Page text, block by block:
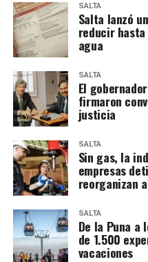
SALTA
Salta lanzó
reducir
agua
SALTA
El
firmaron
justicia
SALTA
Sin gas, la
empresas
reorganizan
SALTA
De la Puna a
de 1.500
vacaciones